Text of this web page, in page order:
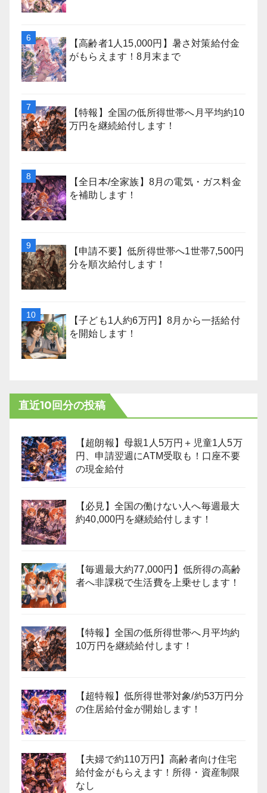
【高齢者1人15,000円】暑さ対策給付金
がもらえます！8月末まで
【特報】全国の低所得世帯へ月平均約10
万円を継続給付します！
【全日本/全家族】8月の電気・ガス料金
を補助します！
【申請不要】低所得世帯へ1世帯7,500円
分を順次給付します！
【子ども1人約6万円】8月から一括給付
を開始します！
直近10回分の投稿
【超朗報】母親1人5万円＋児童1人5万
円、申請翌週にATM受取も！口座不要
の現金給付
【必見】全国の働けない人へ毎週最大
約40,000円を継続給付します！
【毎週最大約77,000円】低所得の高齢
者へ非課税で生活費を上乗せします！
【特報】全国の低所得世帯へ月平均約
10万円を継続給付します！
【超特報】低所得世帯対象/約53万円分
の住居給付金が開始します！
【夫婦で約110万円】高齢者向け住宅
給付金がもらえます！所得・資産制限
なし